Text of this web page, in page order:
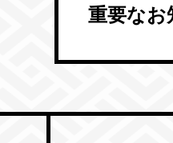
重要なお